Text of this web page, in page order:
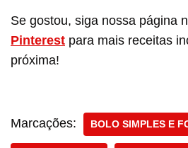
Se gostou, siga nossa página
Pinterest para mais receitas
próxima!
Marcações: BOLO SIMPLES E